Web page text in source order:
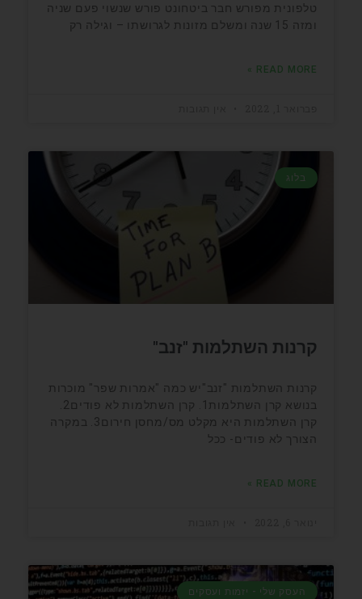
טלפונית מפורש חבר ביטחונט פורש שנשוי פעם שניה
ומזה 15 שנה ומשלם מזונות לגרושתו – וגילה רק
READ MORE »
בלוג
קרנות השתלמות "זנב"
קרנות השתלמות "זנב"יש כמה "אמרות שפר" מוכרות
קרן השתלמות היא מקלט מס/מחסן חירום3. במקרה
הצורך לא פודים- ככל
READ MORE »
העסק שלי - יזמות ועסקים